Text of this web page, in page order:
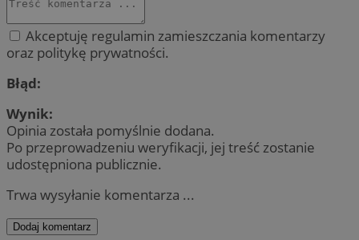
Akceptuję regulamin zamieszczania komentarzy
oraz politykę prywatności.
Błąd:
Wynik:
Opinia została pomyślnie dodana.
Po przeprowadzeniu weryfikacji, jej treść zostanie
udostępniona publicznie.
Trwa wysyłanie komentarza ...
Dodaj komentarz